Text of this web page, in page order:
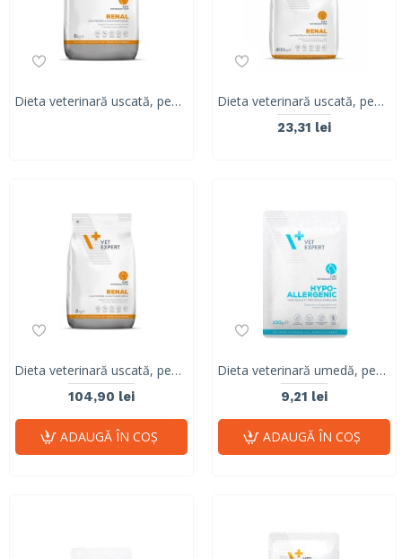
Dieta veterinară uscată, pentru pisici adulte, Vet Expert Renal Cat 6kg Dieta veterinară uscată, pentru pisici adulte, Vet Expert Renal Cat 400g
23,31 lei
Dieta veterinară uscată, pentru pisici adulte, Vet Expert Renal Cat 2kg
104,90 lei
ADAUGĂ ÎN COŞ
Dieta veterinară umedă, pentru pisici, Vet Expert Hypoallergenic Cat, curcan, 100g
9,21 lei
ADAUGĂ ÎN COŞ